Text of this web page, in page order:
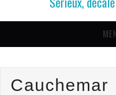
CULTURE
Cauchemar